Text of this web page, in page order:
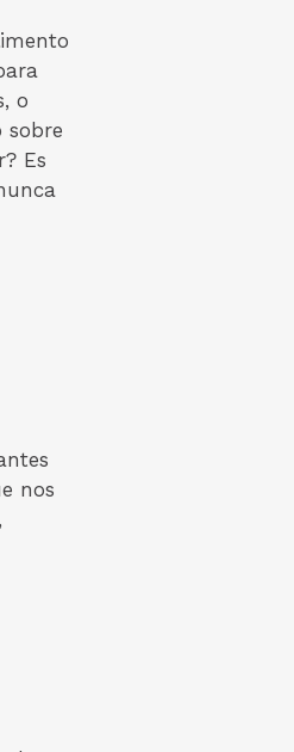
o
sobre
Es
nos